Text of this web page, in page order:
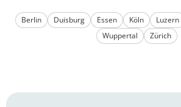
Berlin Duisburg Essen Köln Luzern
Wuppertal
Zürich